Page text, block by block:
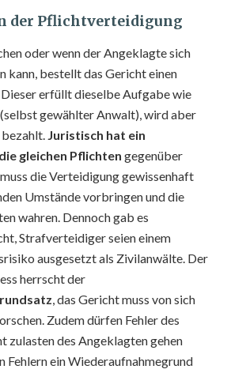
der Pflichtverteidigung
oder wenn der Angeklagte sich
kann, bestellt das Gericht einen
Dieser erfüllt dieselbe Aufgabe wie
gewählter Anwalt), wird aber
Juristisch hat ein
gleichen Pflichten gegenüber
die Verteidigung gewissenhaft
Umstände vorbringen und die
wahren. Dennoch gab es
Strafverteidiger seien einem
ausgesetzt als Zivilanwälte. Der
herrscht der
, das Gericht muss von sich
Zudem dürfen Fehler des
zulasten des Angeklagten gehen
Fehlern ein Wiederaufnahmegrund